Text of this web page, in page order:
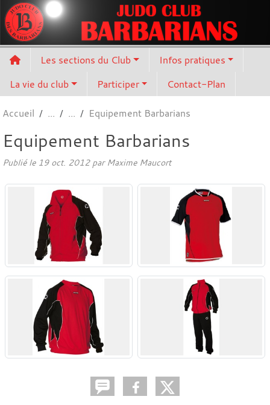
Les sections du Club
Infos pratiques
La vie du club
Participer Contact-Plan
Accueil Equipement Barbarians
Equipement Barbarians
Publié le 19 oct. 2012par Maxime Maucort
Panneau de gestion des cookies